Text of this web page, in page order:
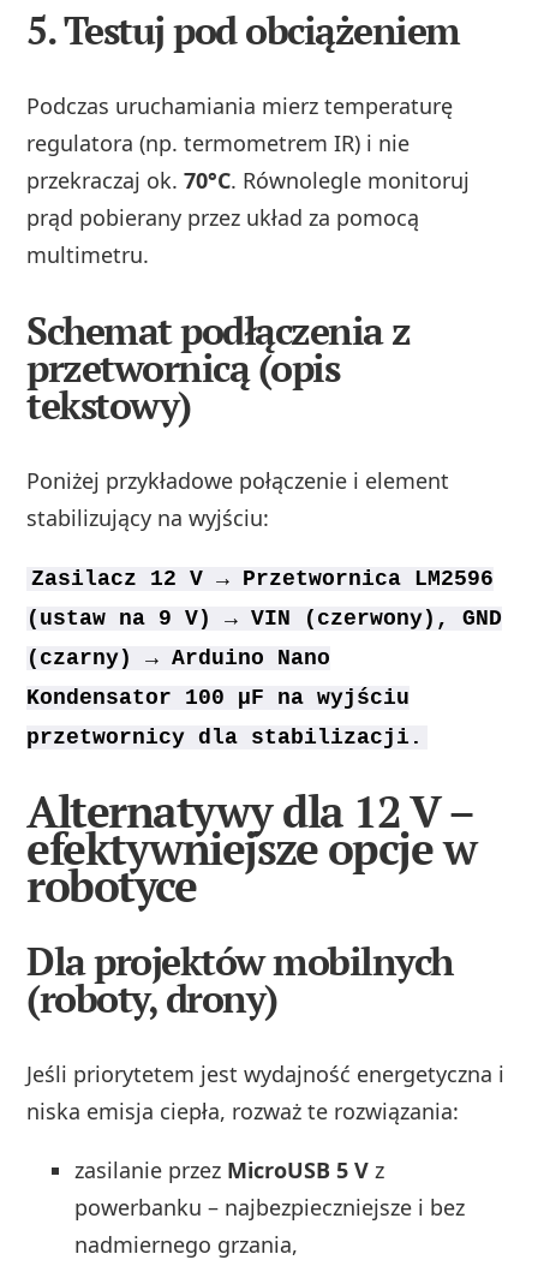
5.Testuj pod obciążeniem
Podczas uruchamiania mierz temperaturę
regulatora (np. termometrem IR) i nie
przekraczaj ok.70°C. Równolegle monitoruj
prąd pobierany przez układ za pomocą
multimetru.
Schemat podłączenia z
przetwornicą (opis
tekstowy)
Poniżej przykładowe połączenie i element
stabilizujący na wyjściu:
Zasilacz 12 V → Przetwornica LM2596
(ustaw na 9 V) → VIN (czerwony), GND
(czarny) → Arduino Nano
Kondensator 100 µF na wyjściu
przetwornicy dla stabilizacji.
Alternatywy dla 12 V –
efektywniejsze opcje w
robotyce
Dla projektów mobilnych
(roboty, drony)
Jeśli priorytetem jest wydajność energetyczna i
niska emisja ciepła, rozważ te rozwiązania:
zasilanie przez MicroUSB 5 V z
powerbanku – najbezpieczniejsze i bez
nadmiernego grzania,